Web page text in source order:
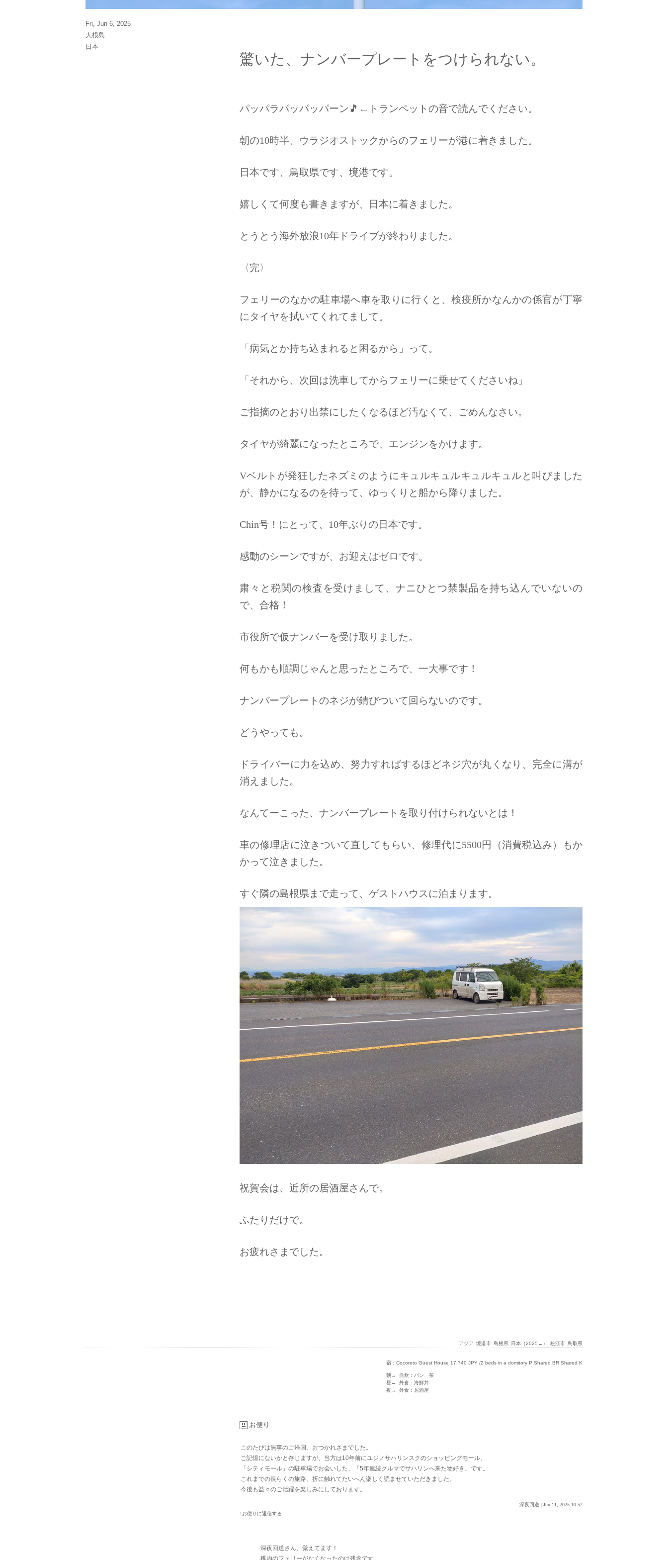
Fri, Jun 6, 2025
大根島
日本
驚いた、ナンバープレートをつけられない。
パッパラパッパッパーン🎵←トランペットの音で読んでください。
朝の10時半、ウラジオストックからのフェリーが港に着きました。
日本です、鳥取県です、境港です。
嬉しくて何度も書きますが、日本に着きました。
とうとう海外放浪10年ドライブが終わりました。
〈完〉
フェリーのなかの駐車場へ車を取りに行くと、検疫所かなんかの係官が丁寧
にタイヤを拭いてくれてまして。
「病気とか持ち込まれると困るから」って。
「それから、次回は洗車してからフェリーに乗せてくださいね」
ご指摘のとおり出禁にしたくなるほど汚なくて、ごめんなさい。
タイヤが綺麗になったところで、エンジンをかけます。
Vベルトが発狂したネズミのようにキュルキュルキュルキュルと叫びました
が、静かになるのを待って、ゆっくりと船から降りました。
Chin号！にとって、10年ぶりの日本です。
感動のシーンですが、お迎えはゼロです。
粛々と税関の検査を受けまして、ナニひとつ禁製品を持ち込んでいないの
で、合格！
市役所で仮ナンバーを受け取りました。
何もかも順調じゃんと思ったところで、一大事です！
ナンバープレートのネジが錆びついて回らないのです。
どうやっても。
ドライバーに力を込め、努力すればするほどネジ穴が丸くなり、完全に溝が
消えました。
なんてーこった、ナンバープレートを取り付けられないとは！
車の修理店に泣きついて直してもらい、修理代に5500円（消費税込み）もか
かって泣きました。
すぐ隣の島根県まで走って、ゲストハウスに泊まります。
祝賀会は、近所の居酒屋さんで。
ふたりだけで。
お疲れさまでした。
アジア 境港市 島根県 日本（2025→） 松江市 鳥取県
宿：Cocoreto Guest House 17,740 JPY /2 beds in a domitory P Shared BR Shared K
朝→ 自炊：パン、茶
昼→ 外食：海鮮丼
夜→ 外食：居酒屋
お便り
このたびは無事のご帰国、おつかれさまでした。
ご記憶にないかと存じますが、当方は10年前にユジノサハリンスクのショッピングモール、
「シティモール」の駐車場でお会いした、「5年連続クルマでサハリンへ来た物好き」です。
これまでの長らくの旅路、折に触れてたいへん楽しく読ませていただきました。
今後も益々のご活躍を楽しみにしております。
深夜回送 | Jun 11, 2025 10:52
↑お便りに返信する
深夜回送さん、覚えてます！
稚内のフェリーがなくなったのは残念です。